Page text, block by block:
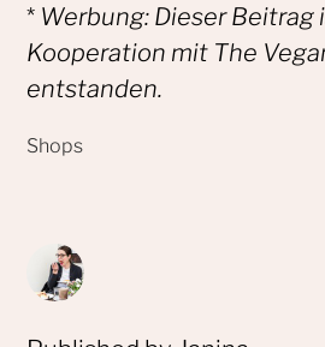
*Werbung: Dieser Beitrag
Kooperation mit The
entstanden.